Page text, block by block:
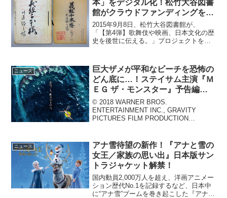
本」をデジタル化！松竹大谷図書
館がクラウドファンディングを開
始
2015年9月8日、松竹大谷図書館が、
「【第4弾】歌舞伎や映画、日本文化の歴
史を後世に伝える。」プロジェクトを開
所蔵資料のデジタル化資金として充当さ
れています。第４弾...
ニュース
巨大ザメが平和なビーチを恐怖の
どん底に…！ステイサム主演『Ｍ
ＥＧ ザ・モンスター』予告編が
到着！
© 2018 WARNER BROS.
ENTERTAINMENT INC., GRAVITY
PICTURES FILM PRODUCTION
ニュース
アナ雪待望の新作！『アナと雪の
女王／家族の思い出』日本版サン
トラジャケット解禁！
国内動員2,000万人を超え、洋画アニメー
ション歴代No.1を記録するなど、日本中
に“アナ雪”ブームを巻き起こした『アナと